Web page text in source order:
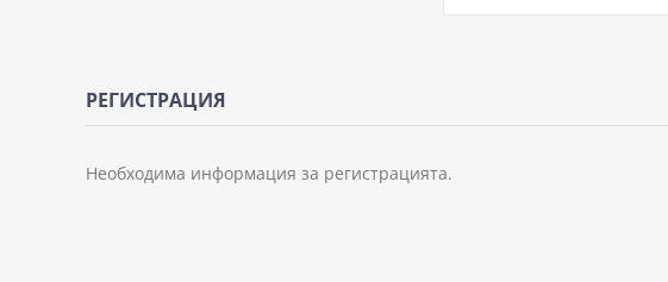
РЕГИСТРАЦИЯ
Необходима информация за регистрацията.